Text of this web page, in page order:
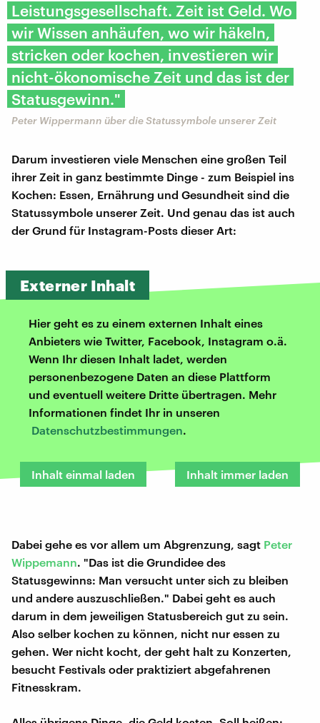
Leistungsgesellschaft. Zeit ist Geld. Wo
wir Wissen anhäufen, wo wir häkeln,
stricken oder kochen, investieren wir
nicht-ökonomische Zeit und das ist der
Statusgewinn."
Peter Wippermann über die Statussymbole unserer Zeit
Darum investieren viele Menschen eine großen Teil
ihrer Zeit in ganz bestimmte Dinge - zum Beispiel ins
Kochen: Essen, Ernährung und Gesundheit sind die
Statussymbole unserer Zeit. Und genau das ist auch
der Grund für Instagram-Posts dieser Art:
Externer Inhalt
Hier geht es zu einem externen Inhalt eines
Anbieters wie Twitter, Facebook, Instagram o.ä.
Wenn Ihr diesen Inhalt ladet, werden
personenbezogene Daten an diese Plattform
und eventuell weitere Dritte übertragen. Mehr
Informationen findet Ihr in unseren
Datenschutzbestimmungen.
Inhalt einmal laden Inhalt immer laden
Dabei gehe es vor allem um Abgrenzung, sagt Peter
Wippemann. "Das ist die Grundidee des
Statusgewinns: Man versucht unter sich zu bleiben
und andere auszuschließen." Dabei geht es auch
darum in dem jeweiligen Statusbereich gut zu sein.
Also selber kochen zu können, nicht nur essen zu
gehen. Wer nicht kocht, der geht halt zu Konzerten,
besucht Festivals oder praktiziert abgefahrenen
Fitnesskram.